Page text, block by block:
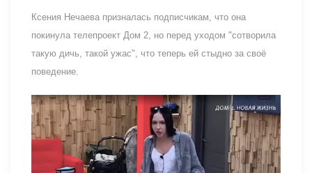
Ксения Нечаева призналась подписчикам, что она
покинула телепроект Дом 2, но перед уходом "сотворила
такую дичь, такой ужас", что теперь ей стыдно за своё
поведение.